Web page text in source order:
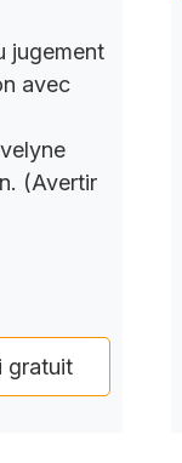
jugement
avec
(Avertir
gratuit